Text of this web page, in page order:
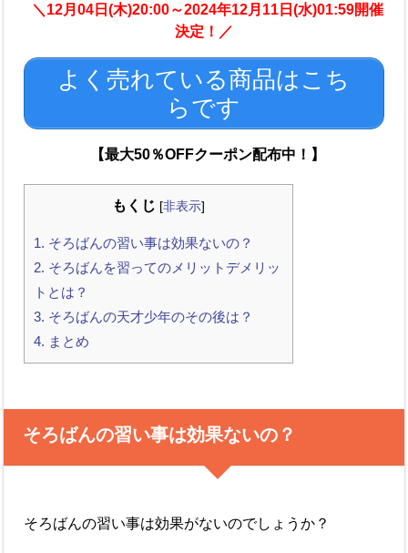
＼12月04日(木)20:00～2024年12月11日(水)01:59開催
決定！／
よく売れている商品はこち
らです
【最大50％OFFクーポン配布中！】
もくじ [非表示]
1. そろばんの習い事は効果ないの？
2. そろばんを習ってのメリットデメリッ
トとは？
3. そろばんの天才少年のその後は？
4. まとめ
そろばんの習い事は効果ないの？
そろばんの習い事は効果がないのでしょうか？